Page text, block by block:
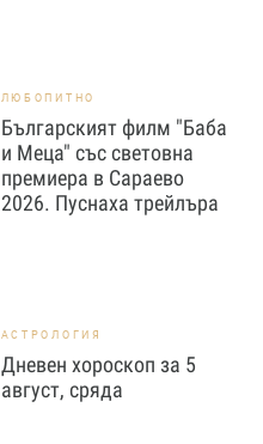
ЛЮБОПИТНО
Българският филм "Баба
и Меца" със световна
премиера в Сараево
2026. Пуснаха трейлъра
АСТРОЛОГИЯ
Дневен хороскоп за 5
август, сряда